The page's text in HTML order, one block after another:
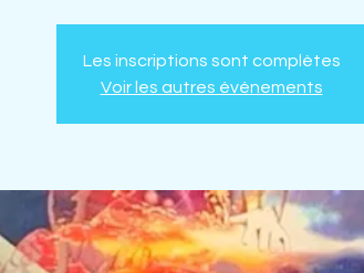
Les inscriptions sont complètes
Voir les autres événements